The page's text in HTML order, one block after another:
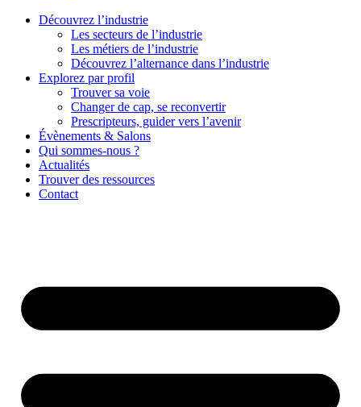
Découvrez l’industrie
Les secteurs de l’industrie
Les métiers de l’industrie
Découvrez l’alternance dans l’industrie
Explorez par profil
Trouver sa voie
Changer de cap, se reconvertir
Prescripteurs, guider vers l’avenir
Évènements & Salons
Qui sommes-nous ?
Actualités
Trouver des ressources
Contact